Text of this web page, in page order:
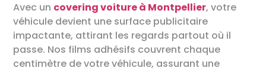
Avec un covering voiture à Montpellier, votre
véhicule devient une surface publicitaire
impactante, attirant les regards partout où il
passe. Nos films adhésifs couvrent chaque
centimètre de votre véhicule, assurant une